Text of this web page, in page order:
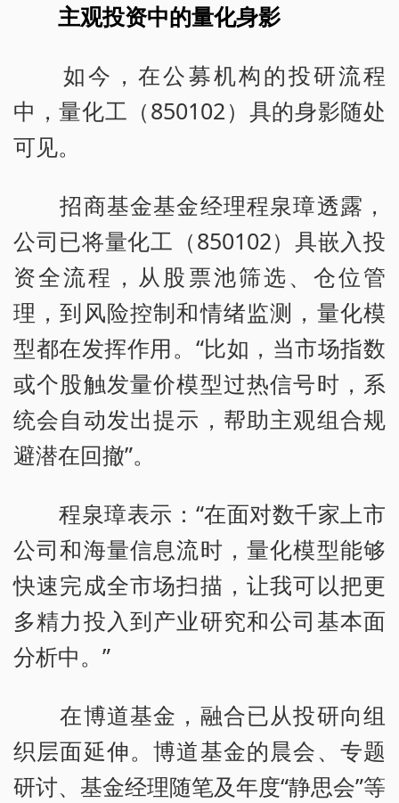
主观投资中的量化身影
如今，在公募机构的投研流程
中，量化工（850102）具的身影随处
可见。
招商基金基金经理程泉璋透露，
公司已将量化工（850102）具嵌入投
资全流程，从股票池筛选、仓位管
理，到风险控制和情绪监测，量化模
型都在发挥作用。“比如，当市场指数
或个股触发量价模型过热信号时，系
统会自动发出提示，帮助主观组合规
避潜在回撤”。
程泉璋表示：“在面对数千家上市
公司和海量信息流时，量化模型能够
快速完成全市场扫描，让我可以把更
多精力投入到产业研究和公司基本面
分析中。”
在博道基金，融合已从投研向组
织层面延伸。博道基金的晨会、专题
研讨、基金经理随笔及年度“静思会”等